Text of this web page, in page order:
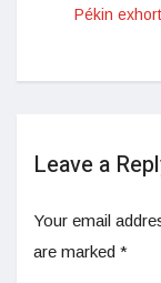
Pékin
Leave a
Your email
are marked *